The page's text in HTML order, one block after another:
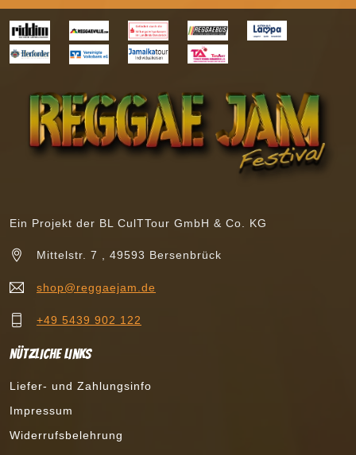
Ein Projekt der BL CulTTour GmbH & Co. KG
Mittelstr. 7 , 49593 Bersenbrück
shop@reggaejam.de
+49 5439 902 122
Nützliche Links
Liefer- und Zahlungsinfo
Impressum
Widerrufsbelehrung